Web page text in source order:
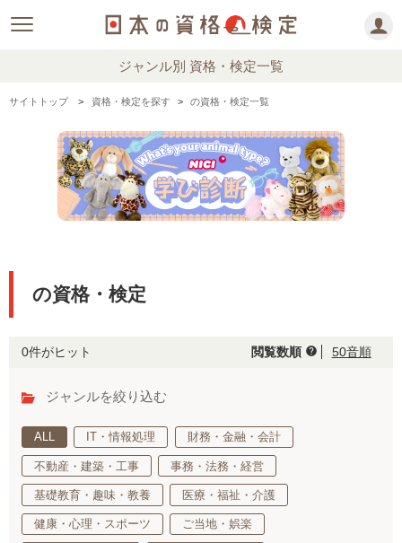
ジャンル別 資格・検定一覧
サイトトップ 資格・検定を探す の資格・検定一覧
の資格・検定
0件がヒット 閲覧数順 help 50音順
ジャンルを絞り込む
ALL IT・情報処理 財務・金融・会計
不動産・建築・工事 事務・法務・経営
基礎教育・趣味・教養 医療・福祉・介護
健康・心理・スポーツ ご当地・娯楽